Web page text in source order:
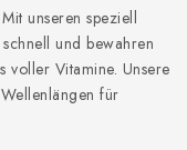
unseren speziell
und bewahren
voller Vitamine. Unsere
für